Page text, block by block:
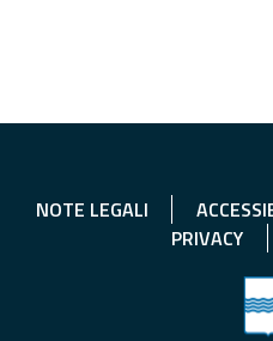
NOTE LEGALI
PRIVACY